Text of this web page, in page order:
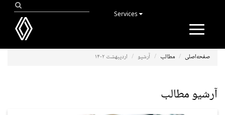
Toggle
صفحه‌اصلی مطالب آرشیو اردیبهشت ۱۴۰۲
آرشیو مطالب